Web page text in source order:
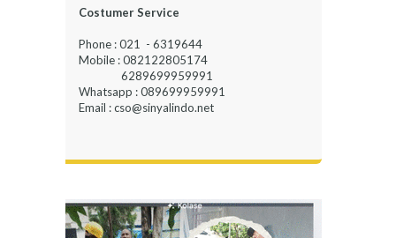
Costumer Service
Phone : 021 - 6319644
Mobile : 082122805174
6289699959991
Whatsapp : 089699959991
Email : cso@sinyalindo.net